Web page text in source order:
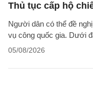
Thủ tục cấp hộ
Người dân có thể đề
vụ công quốc gia. Dưới
05/08/2026